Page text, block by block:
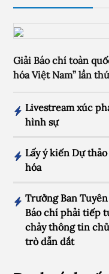
Giải Báo chí toàn
hóa Việt Nam” lần
Livestream xúc
hình sự
Lấy ý kiến Dự
hóa
Trưởng Ban
Báo chí phải tiếp
chảy thông tin
trò dẫn dắt